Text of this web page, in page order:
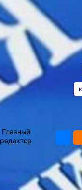
03 июня 2020
АВТОР
Главный
редактор